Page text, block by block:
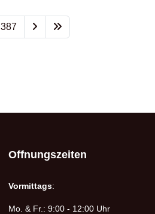
387
Offnungszeiten
Vormittags:
Mo. & Fr.: 9:00 - 12:00 Uhr